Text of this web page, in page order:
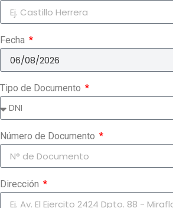
Apellidos
Fecha
Tipo de Documento
Número de Documento